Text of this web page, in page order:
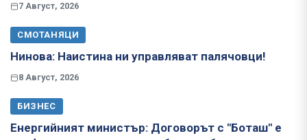
7 Август, 2026
СМОТАНЯЦИ
Нинова: Наистина ни управляват палячовци!
8 Август, 2026
БИЗНЕС
Енергийният министър: Договорът с "Боташ" е